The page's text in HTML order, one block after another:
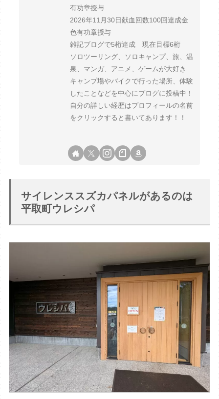
有功章授与
2026年11月30日献血回数100回達成金
色有功章授与
雑記ブログで5桁達成 現在目標6桁
ソロツーリング、ソロキャンプ、旅、温
泉、マンガ、アニメ、ゲームが大好き
キャンプ場やバイクで行った場所、体験
したことなどを中心にブログに投稿中！
自分の詳しい経歴はプロフィールの名前
をクリックすると書いてあります！！
サイレンススズカパネルがあるのは
平取町ウレシパ